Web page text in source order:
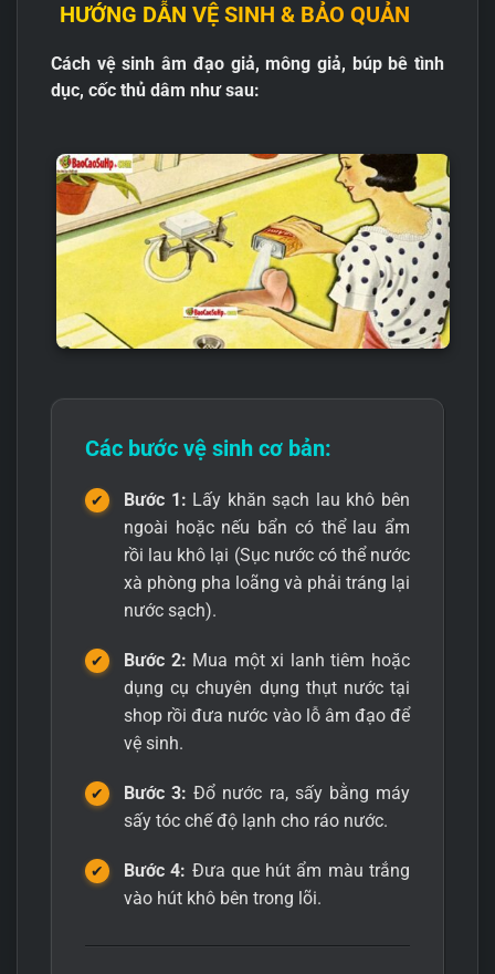
HƯỚNG DẪN VỆ SINH & BẢO QUẢN
Cách vệ sinh âm đạo giả, mông giả, búp bê tình
dục, cốc thủ dâm như sau:
Các bước vệ sinh cơ bản:
Bước 1: Lấy khăn sạch lau khô bên
ngoài hoặc nếu bẩn có thể lau ẩm
rồi lau khô lại (Sục nước có thể nước
xà phòng pha loãng và phải tráng lại
nước sạch).
Bước 2: Mua một xi lanh tiêm hoặc
dụng cụ chuyên dụng thụt nước tại
shop rồi đưa nước vào lỗ âm đạo để
vệ sinh.
Bước 3: Đổ nước ra, sấy bằng máy
sấy tóc chế độ lạnh cho ráo nước.
Bước 4: Đưa que hút ẩm màu trắng
vào hút khô bên trong lõi.